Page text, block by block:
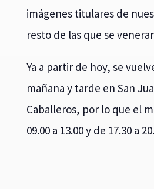
imágenes titulares de
resto de las que se
Ya a partir de hoy, se
mañana y tarde en San
Caballeros, por lo que el
09.00 a 13.00 y de 17.30 a